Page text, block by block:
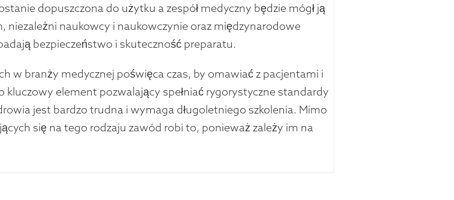
dopuszczona do użytku a zespół medyczny będzie mógł ją
niezależni naukowcy i naukowczynie oraz międzynarodowe
bezpieczeństwo i skuteczność preparatu.
w branży medycznej poświęca czas, by omawiać z pacjentami i
kluczowy element pozwalający spełniać rygorystyczne standardy
jest bardzo trudna i wymaga długoletniego szkolenia. Mimo
się na tego rodzaju zawód robi to, ponieważ zależy im na